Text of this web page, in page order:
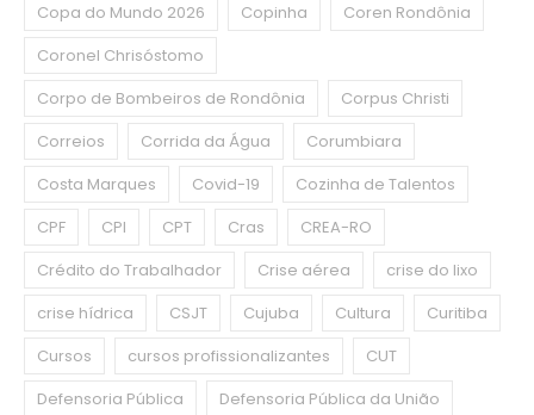
Copa do Mundo 2026
Copinha
Coren Rondônia
Coronel Chrisóstomo
Corpo de Bombeiros de Rondônia
Corpus Christi
Correios
Corrida da Água
Corumbiara
Costa Marques
Covid-19
Cozinha de Talentos
CPF
CPI CPT Cras
CREA-RO
Crédito do Trabalhador
Crise aérea
crise do lixo
crise hídrica
CSJT Cujuba Cultura
Curitiba
Cursos
cursos profissionalizantes
CUT
Defensoria Pública
Defensoria Pública da União